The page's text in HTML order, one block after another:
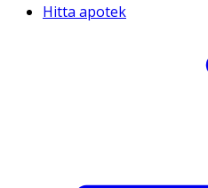
Hitta apotek